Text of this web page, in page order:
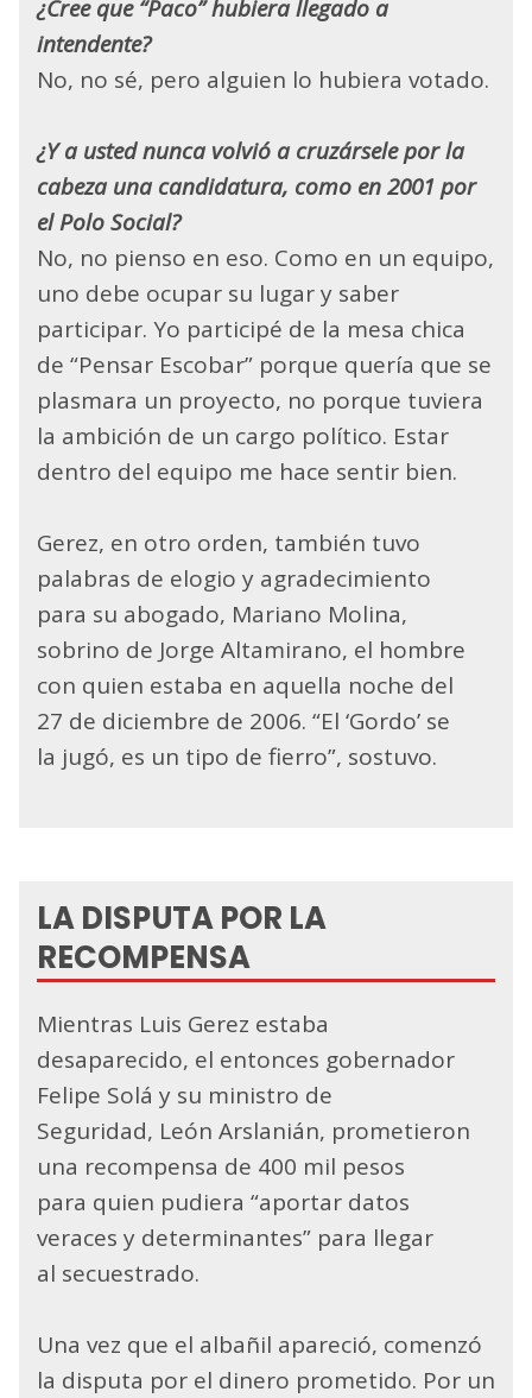
¿Cree que “Paco” hubiera llegado a
intendente?
No, no sé, pero alguien lo hubiera votado.
¿Y a usted nunca volvió a cruzársele por la
cabeza una candidatura, como en 2001 por
el Polo Social?
No, no pienso en eso. Como en un equipo,
uno debe ocupar su lugar y saber
participar. Yo participé de la mesa chica
de “Pensar Escobar” porque quería que se
plasmara un proyecto, no porque tuviera
la ambición de un cargo político. Estar
dentro del equipo me hace sentir bien.
Gerez, en otro orden, también tuvo
palabras de elogio y agradecimiento
para su abogado, Mariano Molina,
sobrino de Jorge Altamirano, el hombre
con quien estaba en aquella noche del
27 de diciembre de 2006. “El ‘Gordo’ se
la jugó, es un tipo de fierro”, sostuvo.
LA DISPUTA POR LA
RECOMPENSA
Mientras Luis Gerez estaba
desaparecido, el entonces gobernador
Felipe Solá y su ministro de
Seguridad, León Arslanián, prometieron
una recompensa de 400 mil pesos
para quien pudiera “aportar datos
veraces y determinantes” para llegar
al secuestrado.
Una vez que el albañil apareció, comenzó
la disputa por el dinero prometido. Por un